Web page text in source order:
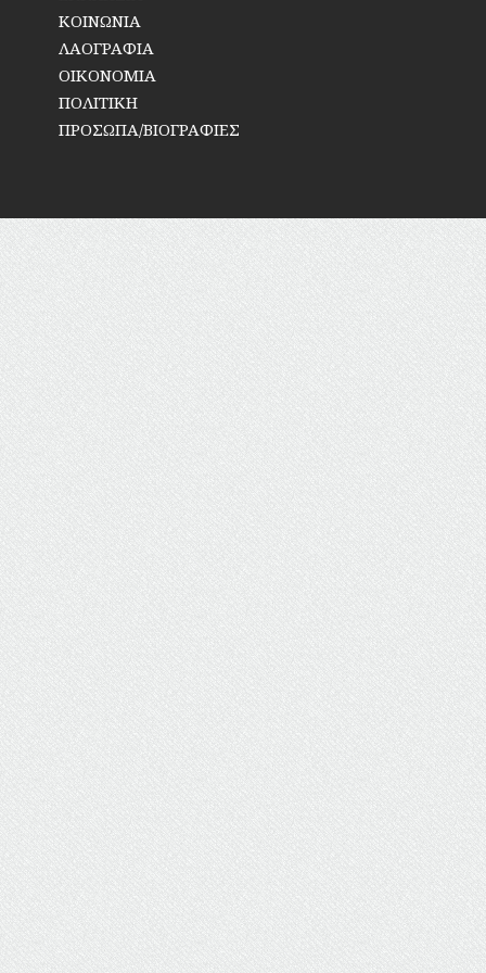
ΚΟΙΝΩΝΙΑ
ΛΑΟΓΡΑΦΙΑ
ΟΙΚΟΝΟΜΙΑ
ΠΟΛΙΤΙΚΗ
ΠΡΟΣΩΠΑ/ΒΙΟΓΡΑΦΙΕΣ